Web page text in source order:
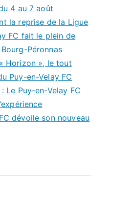
4 au 7 août
la reprise de la Ligue
FC fait le plein de
Péronnas
Horizon », le tout
Puy-en-Velay FC
Le Puy-en-Velay FC
dévoile son nouveau